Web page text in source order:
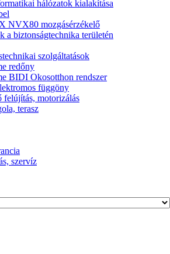
hálózatok kialakítása
NVX80 mozgásérzékelő
a biztonságtechnika területén
szolgáltatások
redőny
BIDI Okosotthon rendszer
függöny
felújítás, motorizálás
terasz
szervíz